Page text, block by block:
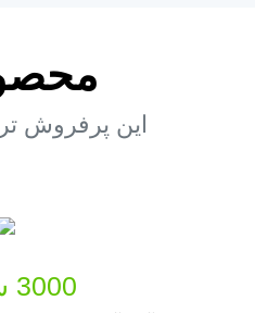
این پرفروش
3000 سری آلیاژ آلومینیوم